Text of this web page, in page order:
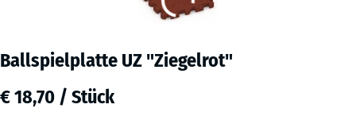
Ballspielplatte UZ "Ziegelrot"
€ 18,70 / Stück